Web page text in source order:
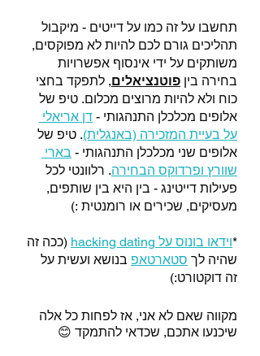
תחשבו על זה כמו על דייטים - מיקבול
תהליכים גורם לכם להיות לא מפוקסים,
משותקים על ידי אינסוף אפשרויות
בחירה בין פוטנציאלים, לתפקד בחצי
כוח ולא להיות מרוצים מכלום. טיפ של
אלופים מכלכלן התנהגותי - דן אריאלי
על בעיית המזכירה (באנגלית). טיפ של
אלופים שני מכלכלן התנהגותי - בארי
שוורץ ופרדוקס הבחירה. רלוונטי לכל
פעילות דייטינג - בין היא בין שותפים,
מעסיקים, שכירים או רומנטית :)
*וידאו בונוס על hacking dating
(ככה זה
שהיה לך סטארטאפ בנושא ועשית על
זה דוקטורט:)
מקווה שאם לא אני, אז לפחות כל אלה
שיכנעו אתכם, שכדאי להתמקד 😊